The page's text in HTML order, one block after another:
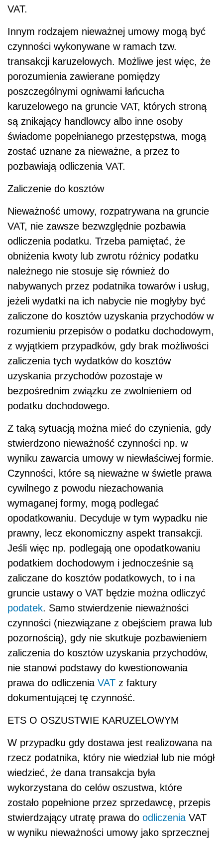
VAT.
Innym rodzajem nieważnej umowy mogą być
czynności wykonywane w ramach tzw.
transakcji karuzelowych. Możliwe jest więc, że
porozumienia zawierane pomiędzy
poszczególnymi ogniwami łańcucha
karuzelowego na gruncie VAT, których stroną
są znikający handlowcy albo inne osoby
świadome popełnianego przestępstwa, mogą
zostać uznane za nieważne, a przez to
pozbawiają odliczenia VAT.
Zaliczenie do kosztów
Nieważność umowy, rozpatrywana na gruncie
VAT, nie zawsze bezwzględnie pozbawia
odliczenia podatku. Trzeba pamiętać, że
obniżenia kwoty lub zwrotu różnicy podatku
należnego nie stosuje się również do
nabywanych przez podatnika towarów i usług,
jeżeli wydatki na ich nabycie nie mogłyby być
zaliczone do kosztów uzyskania przychodów w
rozumieniu przepisów o podatku dochodowym,
z wyjątkiem przypadków, gdy brak możliwości
zaliczenia tych wydatków do kosztów
uzyskania przychodów pozostaje w
bezpośrednim związku ze zwolnieniem od
podatku dochodowego.
Z taką sytuacją można mieć do czynienia, gdy
stwierdzono nieważność czynności np. w
wyniku zawarcia umowy w niewłaściwej formie.
Czynności, które są nieważne w świetle prawa
cywilnego z powodu niezachowania
wymaganej formy, mogą podlegać
opodatkowaniu. Decyduje w tym wypadku nie
prawny, lecz ekonomiczny aspekt transakcji.
Jeśli więc np. podlegają one opodatkowaniu
podatkiem dochodowym i jednocześnie są
zaliczane do kosztów podatkowych, to i na
gruncie ustawy o VAT będzie można odliczyć
podatek. Samo stwierdzenie nieważności
czynności (niezwiązane z obejściem prawa lub
pozornością), gdy nie skutkuje pozbawieniem
zaliczenia do kosztów uzyskania przychodów,
nie stanowi podstawy do kwestionowania
prawa do odliczenia VAT z faktury
dokumentującej tę czynność.
ETS O OSZUSTWIE KARUZELOWYM
W przypadku gdy dostawa jest realizowana na
rzecz podatnika, który nie wiedział lub nie mógł
wiedzieć, że dana transakcja była
wykorzystana do celów oszustwa, które
zostało popełnione przez sprzedawcę, przepis
stwierdzający utratę prawa do odliczenia VAT
w wyniku nieważności umowy jako sprzecznej